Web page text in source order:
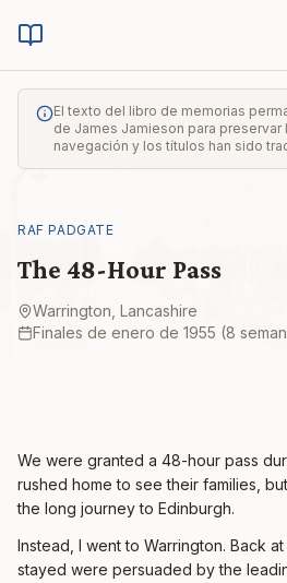
El texto del libro de memorias
de James Jamieson para preservar
navegación y los títulos han sido
RAF PADGATE
The 48-Hour Pass
Warrington, Lancashire
Finales de enero de 1955 (8
We were granted a 48-hour pass
rushed home to see their families,
the long journey to Edinburgh.
Instead, I went to Warrington. Back
stayed were persuaded by the